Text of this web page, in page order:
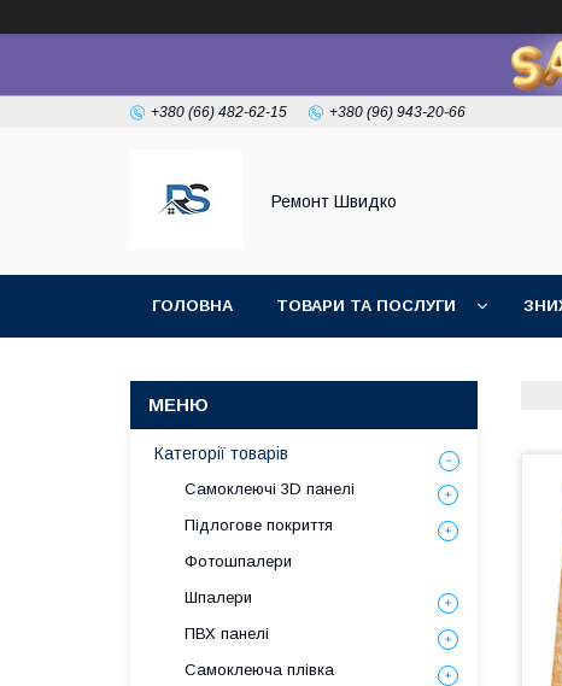
+380 (66) 482-62-15 +380 (96) 943-20-66
Ремонт Швидко
ГОЛОВНА ТОВАРИ ТА ПОСЛУГИ
Категорії товарів
Самоклеючі 3D панелі
Підлогове покриття
Фотошпалери
Шпалери
ПВХ панелі
Самоклеюча плівка